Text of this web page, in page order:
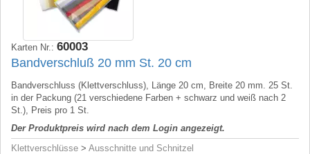
Karten Nr.: 60003
Bandverschluß 20 mm St. 20 cm
Bandverschluss (Klettverschluss), Länge 20 cm, Breite 20 mm. 25 St.
in der Packung (21 verschiedene Farben + schwarz und weiß nach 2
St.), Preis pro 1 St.
Der Produktpreis wird nach dem Login angezeigt.
Klettverschlüsse > Ausschnitte und Schnitzel